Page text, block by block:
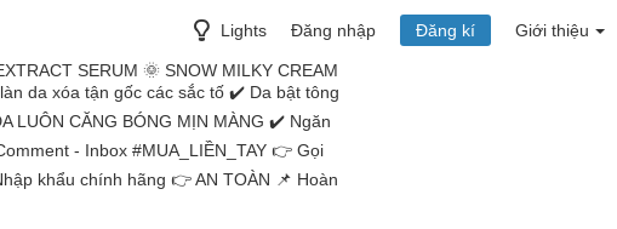
Lights Đăng nhập Đăng kí Giới thiệu